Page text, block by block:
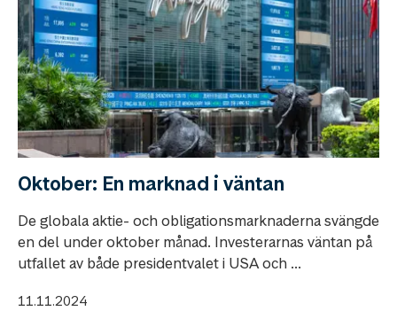
Oktober: En marknad i väntan
De globala aktie- och obligationsmarknaderna svängde
en del under oktober månad. Investerarnas väntan på
utfallet av både presidentvalet i USA och ...
11.11.2024